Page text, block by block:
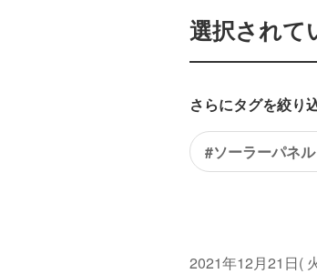
選択されて
さらにタグを絞り
#ソーラーパネ
2021年12月21日(